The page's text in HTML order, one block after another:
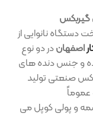
گیربکس
نانوایی از
اصفهاندر دو نوع
و جنس دنده های
صنعتیتولید
تسمه و پولی کوپل می